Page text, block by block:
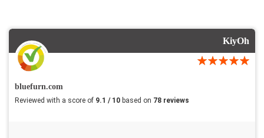
KiyOh
bluefurn.com
Reviewed with a score of 9.1 / 10 based on 78 reviews